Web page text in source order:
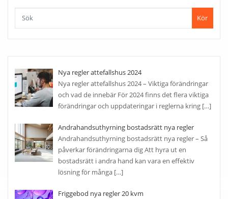
Kör
Nya regler attefallshus 2024
Nya regler attefallshus 2024 – Viktiga förändringar
och vad de innebär För 2024 finns det flera viktiga
förändringar och uppdateringar i reglerna kring […]
Andrahandsuthyrning bostadsrätt nya regler
Andrahandsuthyrning bostadsrätt nya regler – Så
påverkar förändringarna dig Att hyra ut en
bostadsrätt i andra hand kan vara en effektiv
lösning för många […]
Friggebod nya regler 20 kvm